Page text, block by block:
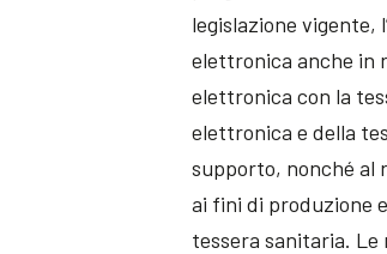
legislazione vigente,
elettronica anche in
elettronica con la
elettronica e della
supporto, nonché al
ai fini di produzione
tessera sanitaria.